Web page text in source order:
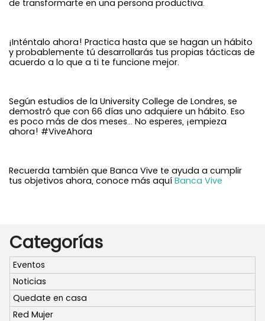
de transformarte en una persona productiva.
¡Inténtalo ahora! Practica hasta que se hagan un hábito
y probablemente tú desarrollarás tus propias tácticas de
acuerdo a lo que a ti te funcione mejor.
Según estudios de la University College de Londres, se
demostró que con 66 días uno adquiere un hábito. Eso
es poco más de dos meses… No esperes, ¡empieza
ahora! #ViveAhora
Recuerda también que Banca Vive te ayuda a cumplir
tus objetivos ahora, conoce más aquí Banca Vive
Categorías
Eventos
Noticias
Quedate en casa
Red Mujer